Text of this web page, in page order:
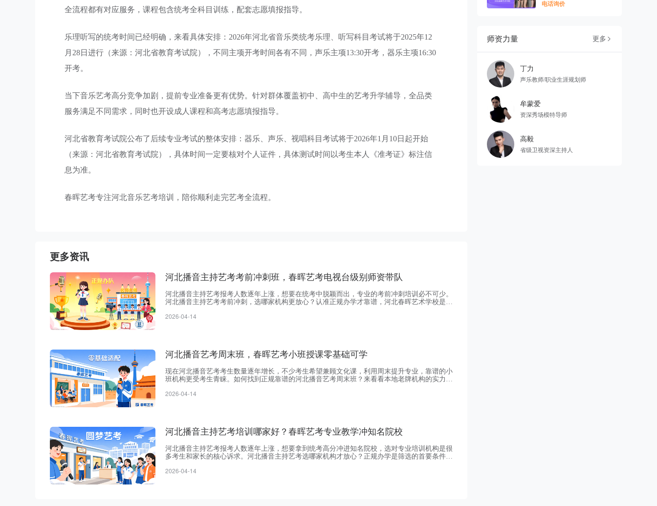
全流程都有对应服务，课程包含统考全科目训练，配套志愿填报指导。
乐理听写的统考时间已经明确，来看具体安排：2026年河北省音乐类统考乐理、听写科目考试将于2025年12
月28日进行（来源：河北省教育考试院），不同主项开考时间各有不同，声乐主项13:30开考，器乐主项16:30
开考。
当下音乐艺考高分竞争加剧，提前专业准备更有优势。针对群体覆盖初中、高中生的艺考升学辅导，全品类
服务满足不同需求，同时也开设成人课程和高考志愿填报指导。
河北省教育考试院公布了后续专业考试的整体安排：器乐、声乐、视唱科目考试将于2026年1月10日起开始
（来源：河北省教育考试院），具体时间一定要核对个人证件，具体测试时间以考生本人《准考证》标注信
息为准。
春晖艺考专注河北音乐艺考培训，陪你顺利走完艺考全流程。
更多资讯
河北播音主持艺考考前冲刺班，春晖艺考电视台级别师资带队
河北播音主持艺考报考人数逐年上涨，想要在统考中脱颖而出，专业的考前冲刺培训必不可少。
河北播音主持艺考考前冲刺，选哪家机构更放心？认准正规办学才靠谱，河北春晖艺术学校是经
内拥有十几年办学经验的品牌机构，目前有石家庄和唐山两个校区。保定的播音艺考生小琳去年
2026-04-14
河北播音艺考周末班，春晖艺考小班授课零基础可学
现在河北播音艺考考生数量逐年增长，不少考生希望兼顾文化课，利用周末提升专业，靠谱的小
班机构更受考生青睐。如何找到正规靠谱的河北播音艺考周末班？来看看本地老牌机构的实力，
拥有十几年办学经验的品牌机构，目前有石家庄和唐山两个校区。很多零基础的播音艺考生担心
2026-04-14
河北播音主持艺考培训哪家好？春晖艺考专业教学冲知名院校
河北播音主持艺考报考人数逐年上涨，想要拿到统考高分冲进知名院校，选对专业培训机构是很
多考生和家长的核心诉求。河北播音主持艺考选哪家机构才放心？正规办学是筛选的首要条件，
构办学经验很充足，是河北省内拥有十几年办学经验的品牌机构，目前开设有播音主持等三大艺
2026-04-14
电话询价
师资力量 更多 
丁力
声乐教师/职业生涯规划师
牟蒙爱
资深秀场模特导师
高毅
省级卫视资深主持人